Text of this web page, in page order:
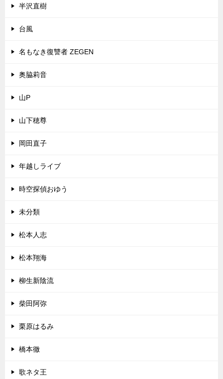
半沢直樹
台風
名もなき復讐者 ZEGEN
奥脇莉音
山P
山下穂尊
岡田直子
年越しライブ
時空探偵おゆう
未分類
松本人志
松本翔海
柳生新陰流
柴田阿弥
栗原はるみ
橋本徹
歌ネタ王